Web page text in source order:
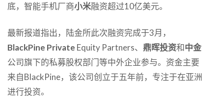
底，智能手机厂商小米融资超过10亿美元。
最新报道指出，陆金所此次融资完成于3月，
BlackPine Private Equity Partners、 鼎晖投资和中金
公司旗下的私募股权部门等中外企业参与。资金主要
来自BlackPine，该公司创立于五年前，专注于在亚洲
进行投资。